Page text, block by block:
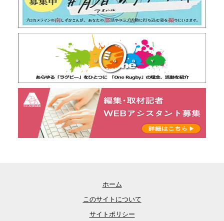
ホーム
このサイトについて
サイトポリシー